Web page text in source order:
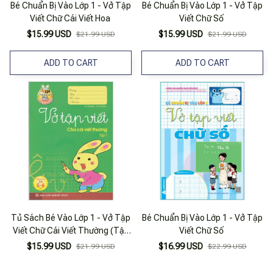
Bé Chuẩn Bị Vào Lớp 1 - Vở Tập
Viết Chữ Cái Viết Hoa
$15.99 USD $21.99 USD
ADD TO CART
Bé Chuẩn Bị Vào Lớp 1 - Vở Tập
Viết Chữ Số
$15.99 USD $21.99 USD
ADD TO CART
Tủ Sách Bé Vào Lớp 1 - Vở Tập
Viết Chữ Cái Viết Thường (Tập
1)
$15.99 USD $21.99 USD
Bé Chuẩn Bị Vào Lớp 1 - Vở Tập
Viết Chữ Số
$16.99 USD $22.99 USD